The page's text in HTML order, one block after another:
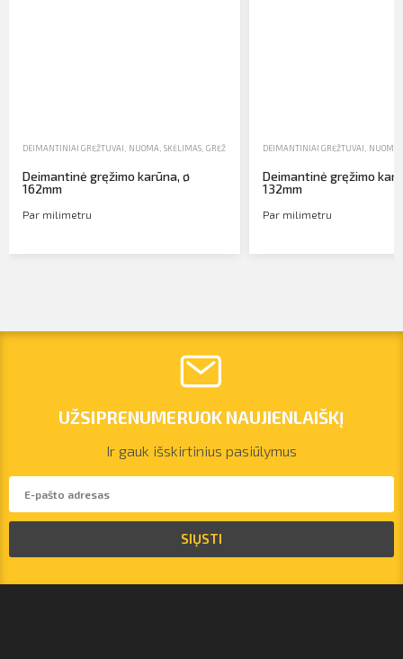
vilnius@arsenalrent.com
DEIMANTINIAI GRĘŽTUVAI NUOMA SKĖLIMAS, GRĘŽIMAS, SRIEGIMAS
Deimantinė gręžimo karūna, ø
162mm
Par milimetru
DEIMANTINIAI GRĘŽTUVAI NUOMA
Deimantinė gręžimo
132mm
Par milimetru
UŽSIPRENUMERUOK NAUJIENLAIŠKĮ
Ir gauk išskirtinius pasiūlymus
SIŲSTI